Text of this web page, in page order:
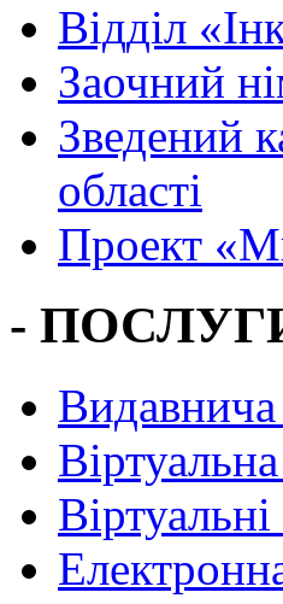
Вiддiл
Заочний
Зведений
області
Проект
-
Видавнича